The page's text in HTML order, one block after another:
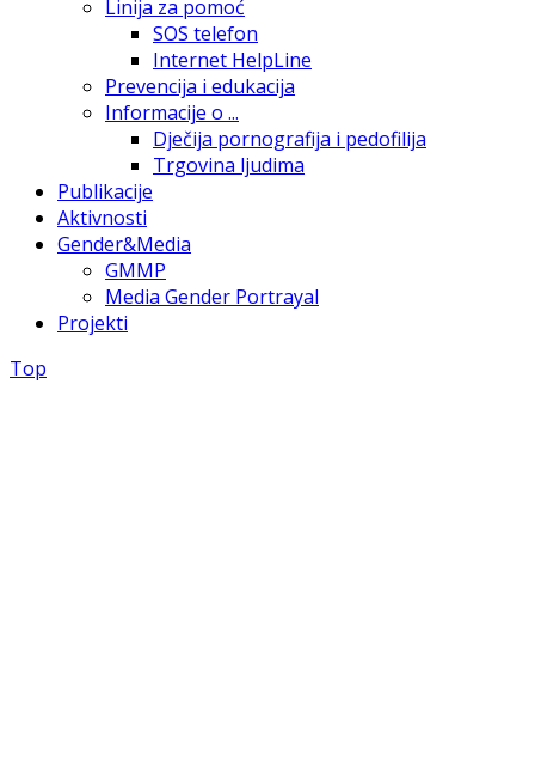
Linija za pomoć
SOS telefon
Internet HelpLine
Prevencija i edukacija
Informacije o ...
Dječija pornografija i pedofilija
Trgovina ljudima
Publikacije
Aktivnosti
Gender&Media
GMMP
Media Gender Portrayal
Projekti
Top